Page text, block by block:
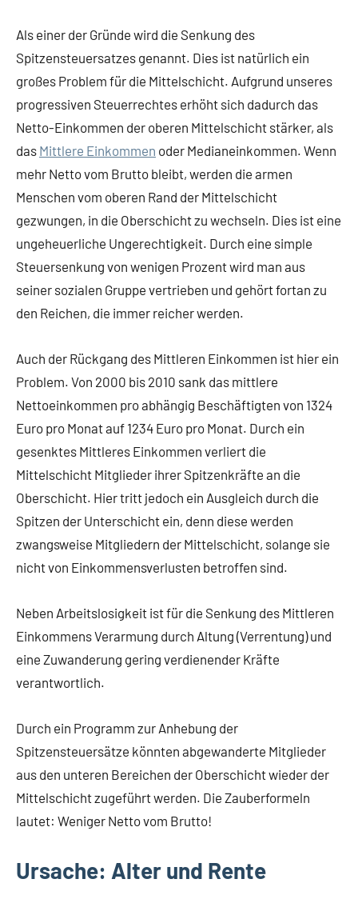
Als einer der Gründe wird die Senkung des
Spitzensteuersatzes genannt. Dies ist natürlich ein
großes Problem für die Mittelschicht. Aufgrund unseres
progressiven Steuerrechtes erhöht sich dadurch das
Netto-Einkommen der oberen Mittelschicht stärker, als
das Mittlere Einkommen oder Medianeinkommen. Wenn
mehr Netto vom Brutto bleibt, werden die armen
Menschen vom oberen Rand der Mittelschicht
gezwungen, in die Oberschicht zu wechseln. Dies ist eine
ungeheuerliche Ungerechtigkeit. Durch eine simple
Steuersenkung von wenigen Prozent wird man aus
seiner sozialen Gruppe vertrieben und gehört fortan zu
den Reichen, die immer reicher werden.
Auch der Rückgang des Mittleren Einkommen ist hier ein
Problem. Von 2000 bis 2010 sank das mittlere
Nettoeinkommen pro abhängig Beschäftigten von 1324
Euro pro Monat auf 1234 Euro pro Monat. Durch ein
gesenktes Mittleres Einkommen verliert die
Mittelschicht Mitglieder ihrer Spitzenkräfte an die
Oberschicht. Hier tritt jedoch ein Ausgleich durch die
Spitzen der Unterschicht ein, denn diese werden
zwangsweise Mitgliedern der Mittelschicht, solange sie
nicht von Einkommensverlusten betroffen sind.
Neben Arbeitslosigkeit ist für die Senkung des Mittleren
Einkommens Verarmung durch Altung (Verrentung) und
eine Zuwanderung gering verdienender Kräfte
verantwortlich.
Durch ein Programm zur Anhebung der
Spitzensteuersätze könnten abgewanderte Mitglieder
aus den unteren Bereichen der Oberschicht wieder der
Mittelschicht zugeführt werden. Die Zauberformeln
lautet: Weniger Netto vom Brutto!
Ursache: Alter und Rente